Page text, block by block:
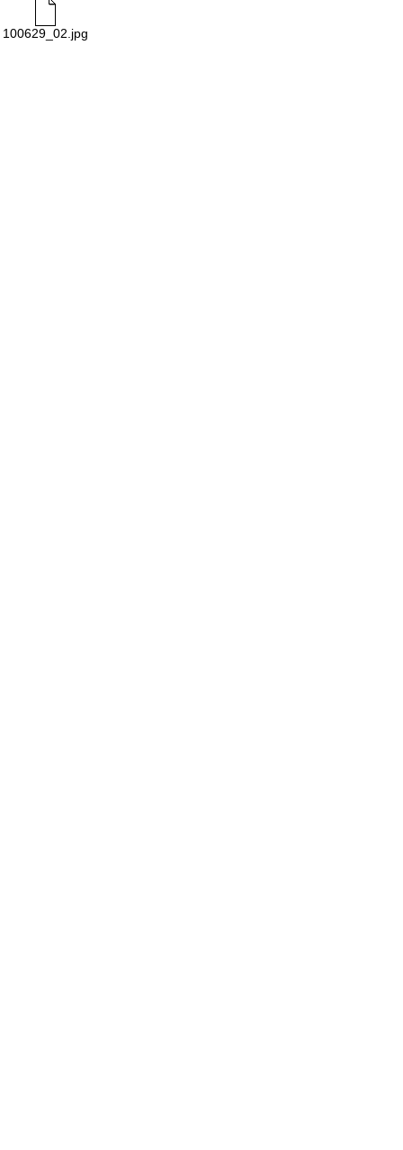
100629_02.jpg